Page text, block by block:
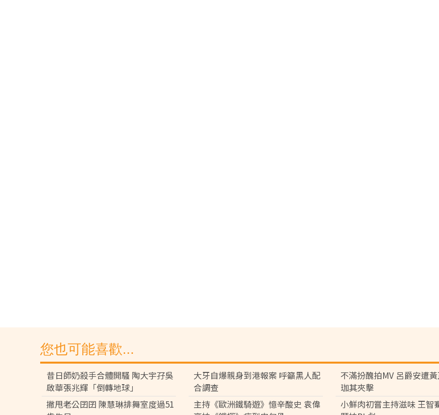
您也可能喜歡...
昔日師奶殺手合體開騷 陶大宇孖吳
啟華張兆輝「倒轉地球」
大牙自爆親身到港報案 呼籲黑人配
合調查
不滿扮醜拍MV 呂爵安遭
珈其夾擊
撇甩老公囝囝 陳慧琳排舞室度過51
主持《歐洲鐵騎遊》憶辛酸史 袁偉
小鮮肉初嘗主持滋味 王智